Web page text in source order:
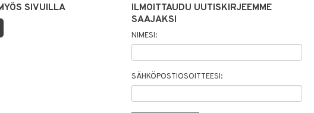
SIVUILLA
ILMOITTAUDU UUTISKIRJEEMME
SAAJAKSI
NIMESI:
SÄHKÖPOSTIOSOITTEESI: